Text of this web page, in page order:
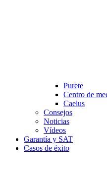
Purete
Centro de
Caelus
Consejos
Noticias
Vídeos
Garantía y SAT
Casos de éxito